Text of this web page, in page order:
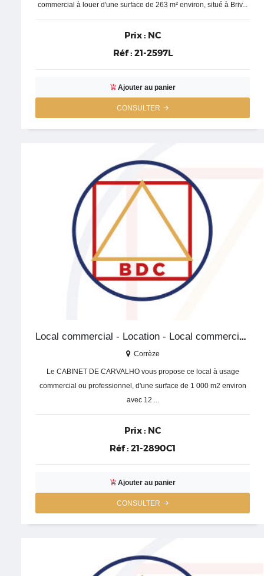
commercial à louer d'une surface de 263 m² environ, situé à Briv...
Prix : NC
Réf : 21-2597L
Ajouter au panier
CONSULTER
Local commercial - Location - Local commercial - Corrèze
Corrèze
Le CABINET DE CARVALHO vous propose ce local à usage
commercial ou professionnel, d'une surface de 1 000 m2 environ
avec 12 ...
Prix : NC
Réf : 21-2890C1
Ajouter au panier
CONSULTER